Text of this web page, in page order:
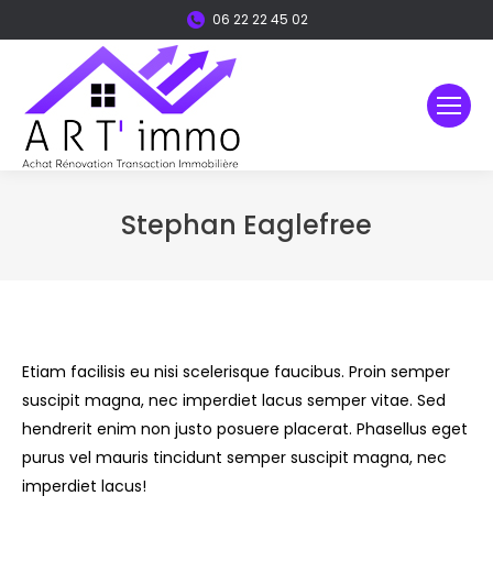
06 22 22 45 02
Stephan Eaglefree
Etiam facilisis eu nisi scelerisque faucibus. Proin semper
suscipit magna, nec imperdiet lacus semper vitae. Sed
hendrerit enim non justo posuere placerat. Phasellus eget
purus vel mauris tincidunt semper suscipit magna, nec
imperdiet lacus!